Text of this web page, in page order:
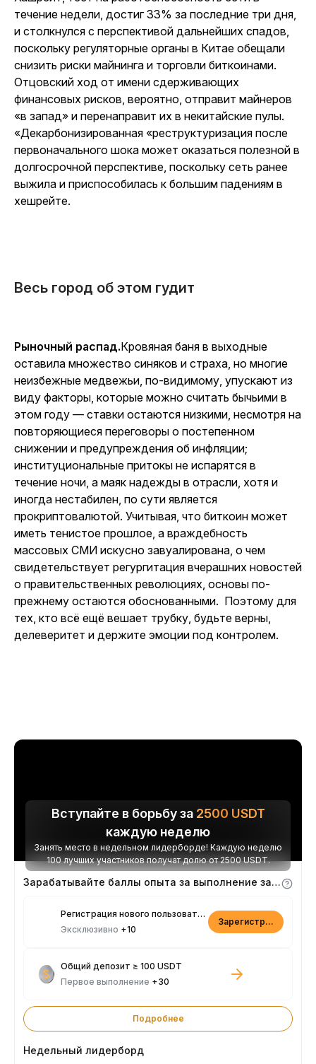
течение недели, достиг 33% за последние три дня,
и столкнулся с перспективой дальнейших спадов,
поскольку регуляторные органы в Китае обещали
снизить риски майнинга и торговли биткоинами.
Отцовский ход от имени сдерживающих
финансовых рисков, вероятно, отправит майнеров
«в запад» и перенаправит их в некитайские пулы.
«Декарбонизированная «реструктуризация после
первоначального шока может оказаться полезной в
долгосрочной перспективе, поскольку сеть ранее
выжила и приспособилась к большим падениям в
хешрейте.
Весь город об этом гудит
Рыночный распад.Кровяная баня в выходные
оставила множество синяков и страха, но многие
неизбежные медвежьи, по-видимому, упускают из
виду факторы, которые можно считать бычьими в
этом году — ставки остаются низкими, несмотря на
повторяющиеся переговоры о постепенном
снижении и предупреждения об инфляции;
институциональные притокы не испарятся в
течение ночи, а маяк надежды в отрасли, хотя и
иногда нестабилен, по сути является
прокриптовалютой. Учитывая, что биткоин может
иметь тенистое прошлое, а враждебность
массовых СМИ искусно завуалирована, о чем
свидетельствует регургитация вчерашних новостей
о правительственных революциях, основы по-
прежнему остаются обоснованными. Поэтому для
тех, кто всё ещё вешает трубку, будьте верны,
делеверитет и держите эмоции под контролем.
Вступайте в борьбу за 2500 USDT
каждую неделю
Занять место в недельном лидерборде! Каждую неделю
100 лучших участников получат долю от 2500 USDT.
Зарабатывайте баллы опыта за выполнение заданий
Регистрация нового пользователя
Эксклюзивно +10
Зарегистрироваться
Общий депозит ≥ 100 USDT
Первое выполнение +30
Подробнее
Недельный лидерборд